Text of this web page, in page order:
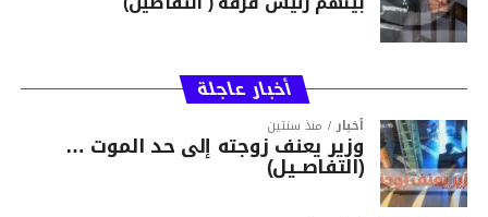
أخبار عاجلة
أخبار منذ سنتين
وزير يعنف زوجته إلى حد الموت …
(التفاصــيل)